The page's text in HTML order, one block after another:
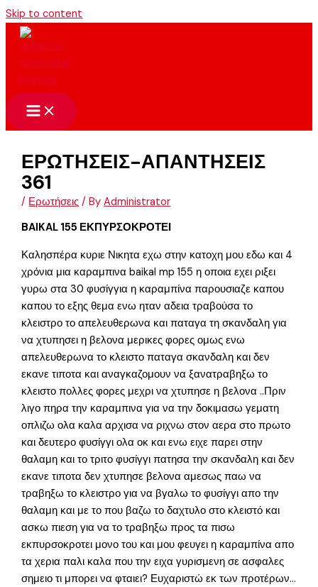
Skip to content
ΕΡΩΤΗΣΕΙΣ-ΑΠΑΝΤΗΣΕΙΣ
361
/ Ερωτήσεις / ByAdministrator
BAIKAL 155 ΕΚΠΥΡΣΟΚΡΟΤΕΙ
Καλησπέρα κυριε Νικητα εχω στην κατοχη μου εδω και 4
χρόνια μια καραμπινα baikal mp 155 η οποια εχει ριξει
γυρω στα 30 φυσίγγια η καραμπίνα παρουσιαζε καπου
καπου το εξης θεμα ενω ηταν αδεια τραβούσα το
κλειστρο το απελευθερωνα και παταγα τη σκανδαλη για
να χτυπησει η βελονα μερικες φορες ομως ενω
απελευθερωνα το κλειστο παταγα σκανδαλη και δεν
εκανε τιποτα και αναγκαζομουν να ξανατραβηξω το
κλειστο πολλες φορες μεχρι να χτυπησε η βελονα ..Πριν
λιγο πηρα την καραμπινα για να την δοκιμασω γεματη
οπλιζω ολα καλα αρχισα να ριχνω στον αερα στο πρωτο
και δευτερο φυσίγγι ολα οκ και ενω ειχε παρει στην
θαλαμη και το τριτο φυσίγγι πατησα την σκανδαλη και δεν
εκανε τιποτα δεν χτυπησε βελονα αμεσως παω να
τραβηξω το κλειστρο για να βγαλω το φυσίγγι απο την
θαλαμη και με το που βαζω το δαχτυλο στο κλειστό και
ασκω πιεση για να το τραβηξω προς τα πισω
εκπυρσοκροτει μονο του και μου φευγει η καραμπίνα απο
τα χερια παλι καλα που την ειχα γυρισμενη σε ασφαλες
σημειο τι μπορει να φταιει? Ευχαριστώ εκ των προτέρων…